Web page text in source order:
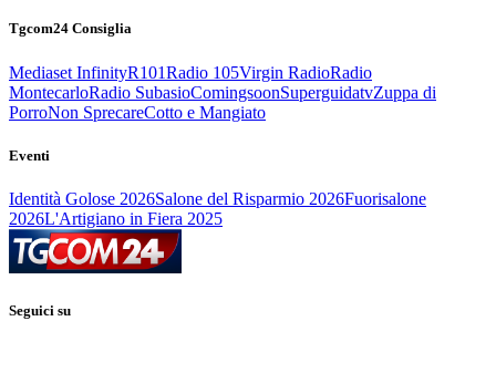
Tgcom24 Consiglia
Mediaset InfinityR101Radio 105Virgin RadioRadio
MontecarloRadio SubasioComingsoonSuperguidatvZuppa di
PorroNon SprecareCotto e Mangiato
Eventi
Identità Golose 2026Salone del Risparmio 2026Fuorisalone
2026L'Artigiano in Fiera 2025
Seguici su